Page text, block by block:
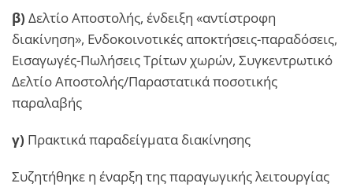
β) Δελτίο Αποστολής, ένδειξη «αντίστροφη
διακίνηση», Ενδοκοινοτικές αποκτήσεις-παραδόσεις,
Εισαγωγές-Πωλήσεις Τρίτων χωρών, Συγκεντρωτικό
Δελτίο Αποστολής/Παραστατικά ποσοτικής
παραλαβής
γ) Πρακτικά παραδείγματα διακίνησης
Συζητήθηκε η έναρξη της παραγωγικής λειτουργίας